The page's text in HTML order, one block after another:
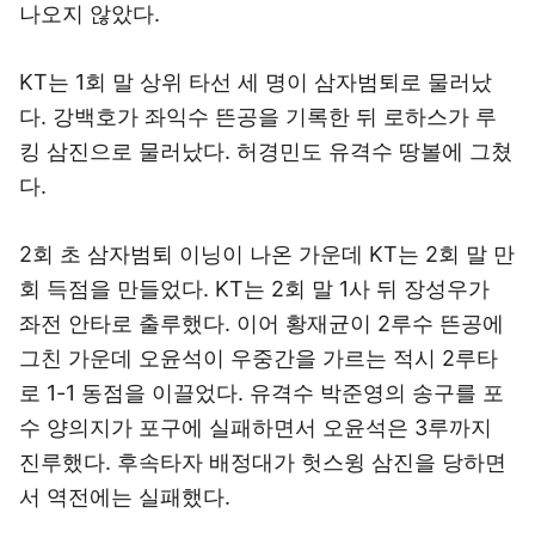
나오지 않았다.
KT는 1회 말 상위 타선 세 명이 삼자범퇴로 물러났
다. 강백호가 좌익수 뜬공을 기록한 뒤 로하스가 루
킹 삼진으로 물러났다. 허경민도 유격수 땅볼에 그쳤
다.
2회 초 삼자범퇴 이닝이 나온 가운데 KT는 2회 말 만
회 득점을 만들었다. KT는 2회 말 1사 뒤 장성우가
좌전 안타로 출루했다. 이어 황재균이 2루수 뜬공에
그친 가운데 오윤석이 우중간을 가르는 적시 2루타
로 1-1 동점을 이끌었다. 유격수 박준영의 송구를 포
수 양의지가 포구에 실패하면서 오윤석은 3루까지
진루했다. 후속타자 배정대가 헛스윙 삼진을 당하면
서 역전에는 실패했다.